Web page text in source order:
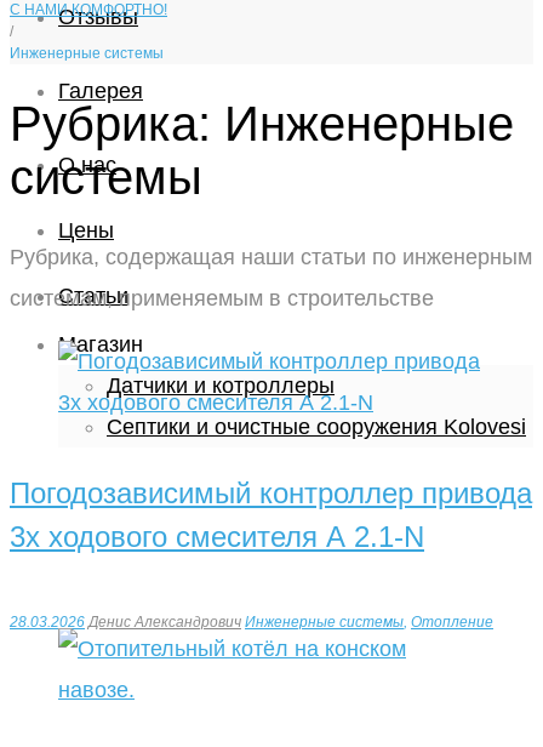
Отзывы
Галерея
О нас
Цены
Статьи
Магазин
Датчики и котроллеры
Септики и очистные сооружения Kolovesi
С НАМИ КОМФОРТНО!
/
Инженерные системы
Рубрика: Инженерные
системы
Рубрика, содержащая наши статьи по инженерным
системам, применяемым в строительстве
Погодозависимый контроллер привода
3х ходового смесителя А 2.1-N
28.03.2026 Денис Александрович Инженерные системы, Отопление